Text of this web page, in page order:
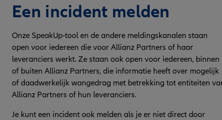
Een incident melden
Onze SpeakUp-tool en de andere meldingskanalen staan
open voor iedereen die voor Allianz Partners of haar
leveranciers werkt. Ze staan ook open voor iedereen, binnen
of buiten Allianz Partners, die informatie heeft over mogelijk
of daadwerkelijk wangedrag met betrekking tot entiteiten
Allianz Partners of hun leveranciers.
Je kunt een incident ook melden als je er niet direct door